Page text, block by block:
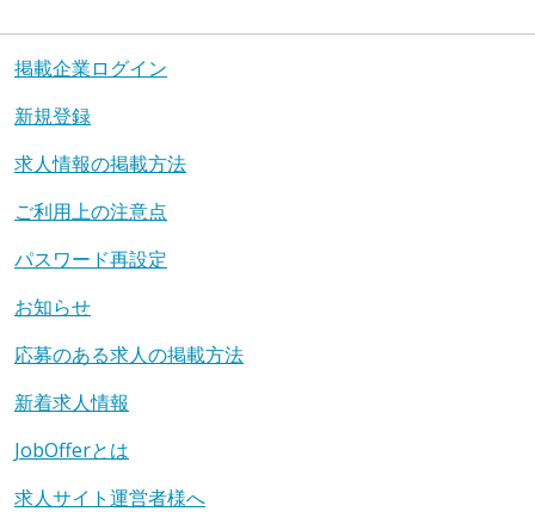
掲載企業ログイン
新規登録
求人情報の掲載方法
ご利用上の注意点
パスワード再設定
お知らせ
応募のある求人の掲載方法
新着求人情報
JobOfferとは
求人サイト運営者様へ